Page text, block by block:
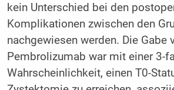
kein Unterschied bei den
Komplikationen zwischen den
nachgewiesen werden. Die Gabe
Pembrolizumab war mit einer 3-
Wahrscheinlichkeit, einen T0-